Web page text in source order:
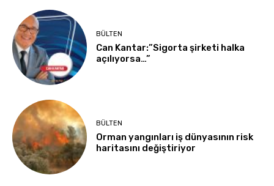
BÜLTEN
Can Kantar:”Sigorta şirketi halka
açılıyorsa…”
BÜLTEN
Orman yangınları iş dünyasının risk
haritasını değiştiriyor